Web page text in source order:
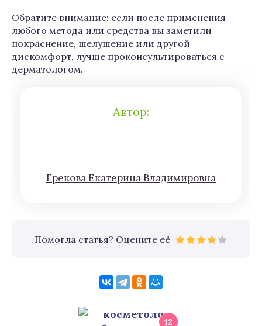
Обратите внимание: если после применения
любого метода или средства вы заметили
покраснение, шелушение или другой
дискомфорт, лучше проконсультироваться с
дерматологом.
Автор:
Грeкoва Eкатeринa Влaдимирoвна
Помогла статья? Оцените её
12